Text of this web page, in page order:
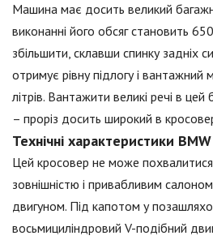
Машина має досить великий
виконанні його обсяг становить
збільшити, склавши спинку задніх
отримує рівну підлогу і
літрів. Вантажити великі речі в
– проріз досить широкий в
Технічні характеристики
Цей кросовер не може
зовнішністю і привабливим
двигуном. Під капотом у
восьмициліндровий V-подібний